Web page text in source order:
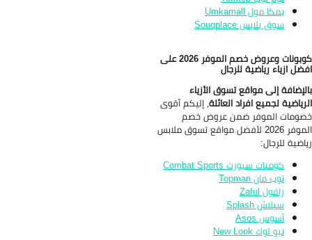
يمكا مول Umkamall
سوق بلايس Souqplace
كوبونات وعروض خصم الموفر 2026 على
ازياء رياضية للرجال
إلى مواقع تسوق الأزياء
لجميع افراد العائلة، إليكم أقوى
الموفر ضمن عروض خصم
الموفر 2026 لأفضل مواقع تسوق ملابس
للرجال:
كومبات سبورت Combat Sports
توب مان Topman
زافول Zaful
سبلاش Splash
أسوس Asos
نيو لوك New Look